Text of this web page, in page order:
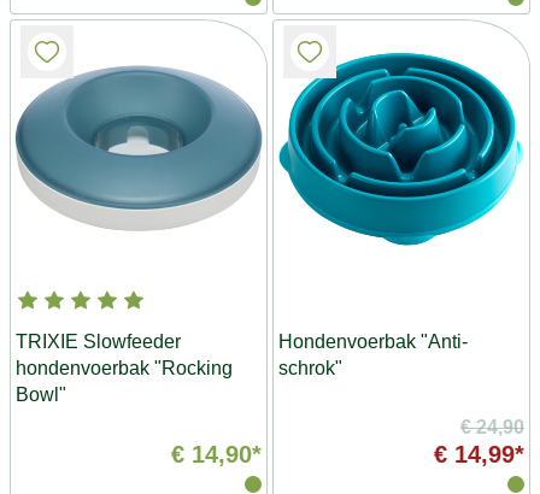
TRIXIE Slowfeeder
hondenvoerbak "Rocking
Bowl"
€ 14,90*
Hondenvoerbak "Anti-
schrok"
€ 24,90
€ 14,99*